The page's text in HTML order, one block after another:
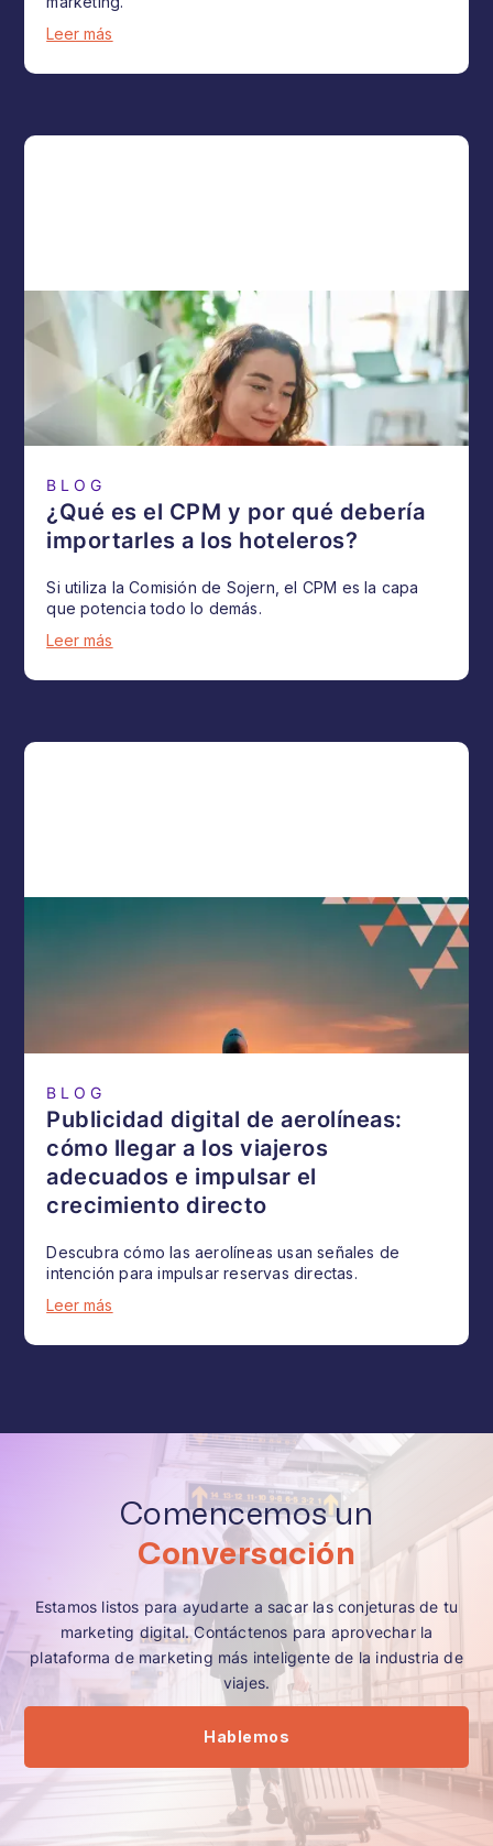
Leer más
BLOG
¿Qué es el CPM y por qué debería
importarles a los hoteleros?
Si utiliza la Comisión de Sojern, el CPM es la capa
que potencia todo lo demás.
Leer más
BLOG
Publicidad digital de aerolíneas:
cómo llegar a los viajeros
adecuados e impulsar el
crecimiento directo
Descubra cómo las aerolíneas usan señales de
intención para impulsar reservas directas.
Leer más
Comencemos un
Conversación
Estamos listos para ayudarte a sacar las conjeturas de tu
marketing digital. Contáctenos para aprovechar la
plataforma de marketing más inteligente de la industria de
viajes.
Hablemos